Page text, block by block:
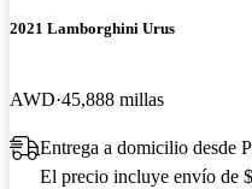
2021 Lamborghini Urus
AWD 45,888 millas
Entrega a domicilio desde
El precio incluye envío de